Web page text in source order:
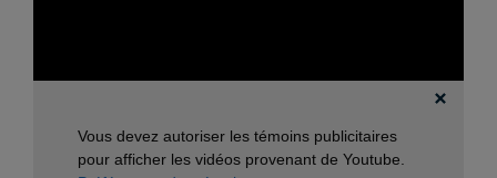
Vous devez autoriser les témoins publicitaires
pour afficher les vidéos provenant de Youtube.